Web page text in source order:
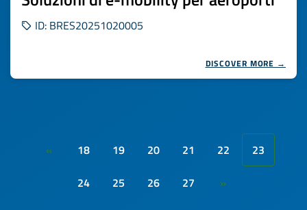
ID: BRES20251020005
DISCOVER MORE →
« 18 19 20 21 22
23
24
25 26 27 »